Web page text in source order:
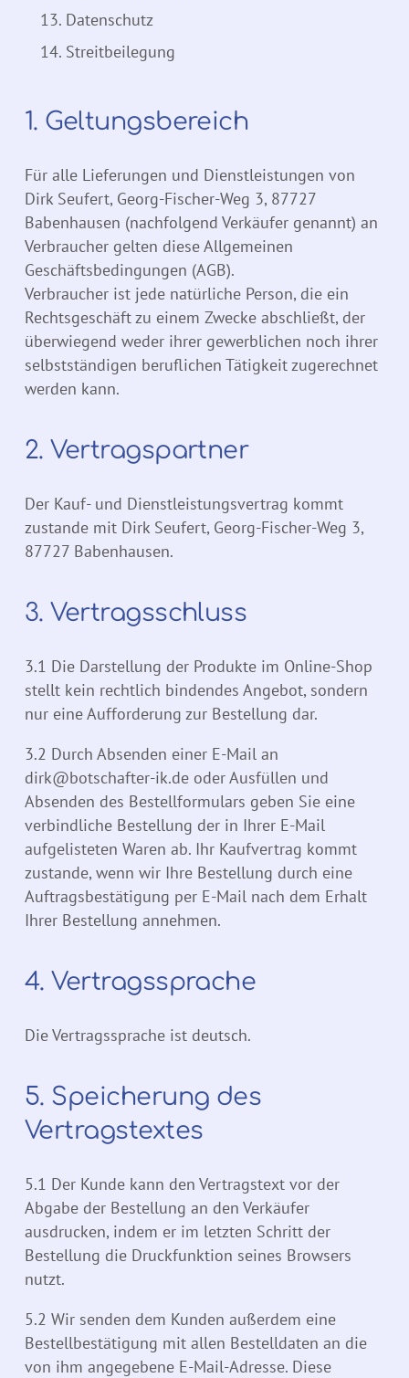
Datenschutz
Streitbeilegung
1. Geltungsbereich
Für alle Lieferungen und Dienstleistungen von
Dirk Seufert, Georg-Fischer-Weg 3, 87727
Babenhausen (nachfolgend Verkäufer genannt) an
Verbraucher gelten diese Allgemeinen
Geschäftsbedingungen (AGB).
Verbraucher ist jede natürliche Person, die ein
Rechtsgeschäft zu einem Zwecke abschließt, der
überwiegend weder ihrer gewerblichen noch ihrer
selbstständigen beruflichen Tätigkeit zugerechnet
werden kann.
2. Vertragspartner
Der Kauf- und Dienstleistungsvertrag kommt
zustande mit Dirk Seufert, Georg-Fischer-Weg 3,
87727 Babenhausen.
3. Vertragsschluss
3.1 Die Darstellung der Produkte im Online-Shop
stellt kein rechtlich bindendes Angebot, sondern
nur eine Aufforderung zur Bestellung dar.
3.2 Durch Absenden einer E-Mail an
dirk@botschafter-ik.de oder Ausfüllen und
Absenden des Bestellformulars geben Sie eine
verbindliche Bestellung der in Ihrer E-Mail
aufgelisteten Waren ab. Ihr Kaufvertrag kommt
zustande, wenn wir Ihre Bestellung durch eine
Auftragsbestätigung per E-Mail nach dem Erhalt
Ihrer Bestellung annehmen.
4. Vertragssprache
Die Vertragssprache ist deutsch.
5. Speicherung des
Vertragstextes
5.1 Der Kunde kann den Vertragstext vor der
Abgabe der Bestellung an den Verkäufer
ausdrucken, indem er im letzten Schritt der
Bestellung die Druckfunktion seines Browsers
nutzt.
5.2 Wir senden dem Kunden außerdem eine
Bestellbestätigung mit allen Bestelldaten an die
von ihm angegebene E-Mail-Adresse. Diese